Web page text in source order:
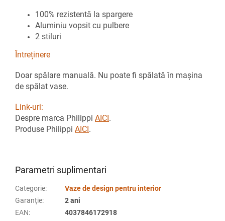
100% rezistentă la spargere
Aluminiu vopsit cu pulbere
2 stiluri
Întreținere
Doar spălare manuală. Nu poate fi spălată în mașina
de spălat vase.
Link-uri:
Despre marca Philippi AICI.
Produse Philippi AICI.
Parametri suplimentari
Categorie:
Vaze de design pentru interior
Garanţie:
2 ani
EAN:
4037846172918